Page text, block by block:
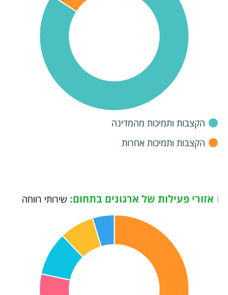
הקצבות ותמיכות מהמדינה
הקצבות ותמיכות אחרות
| אזורי פעילות של ארגונים בתחום: שירותי רווחה